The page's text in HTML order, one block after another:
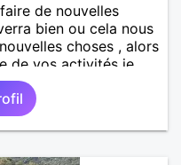
de nouvelles
bien ou cela nous
choses , alors
de vos activités je